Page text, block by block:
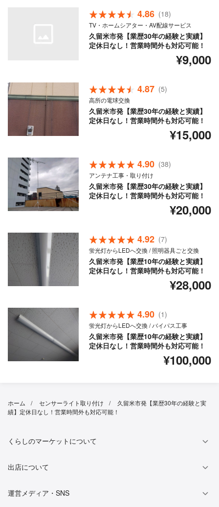
4.86 (18)
TV・ホームシアター・AV配線サービス
久留米市発【業歴30年の経験と実績】
定休日なし！営業時間外も対応可能！
¥9,000
4.87 (5)
高所の電球交換
久留米市発【業歴30年の経験と実績】
定休日なし！営業時間外も対応可能！
¥15,000
4.90 (38)
アンテナ工事・取り付け
久留米市発【業歴30年の経験と実績】
定休日なし！営業時間外も対応可能！
¥20,000
4.92 (7)
蛍光灯からLEDへ交換 / 照明器具ごと交換
久留米市発【業歴10年の経験と実績】
定休日なし！営業時間外も対応可能！
¥28,000
4.90 (1)
蛍光灯からLEDへ交換 / バイパス工事
久留米市発【業歴10年の経験と実績】
定休日なし！営業時間外も対応可能！
¥100,000
ホーム センサーライト取り付け
久留米市発【業歴30年の経験と実
績】定休日なし！営業時間外も対応可能！
くらしのマーケットについて
出店について
運営メディア・SNS